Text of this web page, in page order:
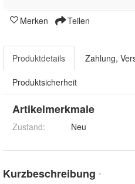
Merken Teilen
Produktdetails Zahlung,
Produktsicherheit
Artikelmerkmale
Zustand: Neu
Kurzbeschreibung *